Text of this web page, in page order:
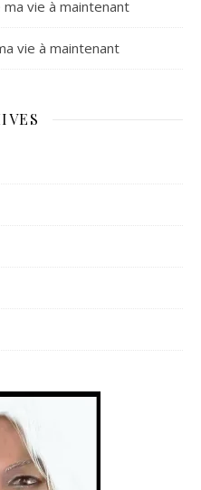
ma vie à maintenant
vie à maintenant